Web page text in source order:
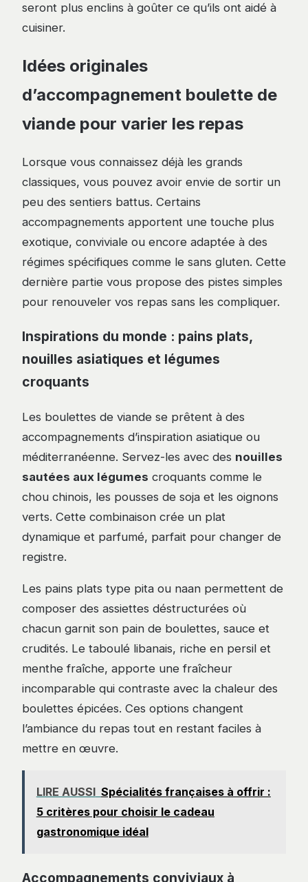
seront plus enclins à goûter ce qu’ils ont aidé à
cuisiner.
Idées originales
d’accompagnement boulette de
viande pour varier les repas
Lorsque vous connaissez déjà les grands
classiques, vous pouvez avoir envie de sortir un
peu des sentiers battus. Certains
accompagnements apportent une touche plus
exotique, conviviale ou encore adaptée à des
régimes spécifiques comme le sans gluten. Cette
dernière partie vous propose des pistes simples
pour renouveler vos repas sans les compliquer.
Inspirations du monde : pains plats,
nouilles asiatiques et légumes
croquants
Les boulettes de viande se prêtent à des
accompagnements d’inspiration asiatique ou
méditerranéenne. Servez-les avec des nouilles
sautées aux légumes croquants comme le
chou chinois, les pousses de soja et les oignons
verts. Cette combinaison crée un plat
dynamique et parfumé, parfait pour changer de
registre.
Les pains plats type pita ou naan permettent de
composer des assiettes déstructurées où
chacun garnit son pain de boulettes, sauce et
crudités. Le taboulé libanais, riche en persil et
menthe fraîche, apporte une fraîcheur
incomparable qui contraste avec la chaleur des
boulettes épicées. Ces options changent
l’ambiance du repas tout en restant faciles à
mettre en œuvre.
LIRE AUSSI Spécialités françaises à offrir :
5 critères pour choisir le cadeau
gastronomique idéal
Accompagnements conviviaux à